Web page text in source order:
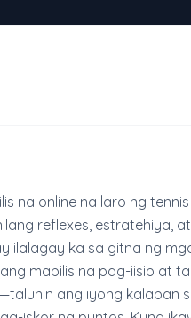
na online na laro ng
reflexes, estratehiya, at
ilalagay ka sa gitna ng
mabilis na pag-iisip at
ang iyong kalaban